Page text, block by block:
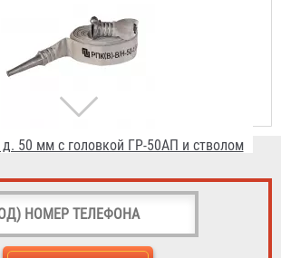
50 мм с головкой ГР-50АП и стволом
РС-50.01А